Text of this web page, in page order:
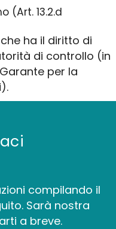
(Art. 13.2.d
ha il diritto di
di controllo (in
per la
compilando il
Sarà nostra
a breve.